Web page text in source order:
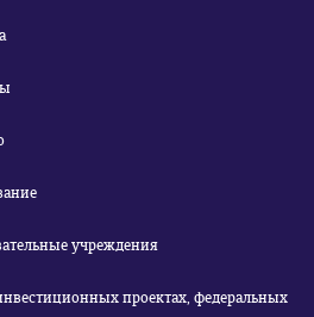
учреждения
проектах, федеральных